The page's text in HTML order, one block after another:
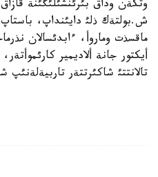
وتكةن وداق بئرئنشئلئگئنة
ش.بولتةك ذلئ دايئنداپ،
ماقسذت وماروأ، ءابدئسالان
أيكتور جانة ألاديمير
تالانتتئ شاكئرتتةر تاربيةلةنئپ